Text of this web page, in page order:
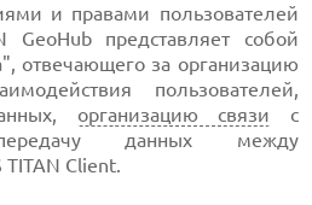
и правами пользователей
GeoHub представляет собой
отвечающего за организацию
пользователей,
организацию связи с
данных между
TITAN Client.